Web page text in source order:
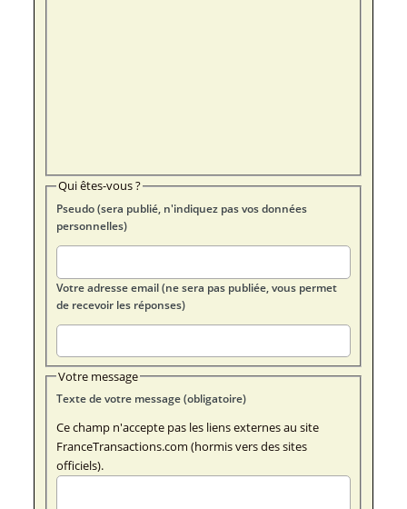
Qui êtes-vous ?
Pseudo (sera publié, n'indiquez pas vos données
personnelles)
Votre adresse email (ne sera pas publiée, vous permet
de recevoir les réponses)
Votre message
Texte de votre message (obligatoire)
Ce champ n'accepte pas les liens externes au site
FranceTransactions.com (hormis vers des sites
officiels).